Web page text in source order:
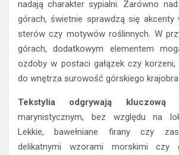
nadają charakter sypialni. Zarówno
górach, świetnie sprawdzą się akcenty
sterów czy motywów roślinnych. W
górach, dodatkowym elementem
ozdoby w postaci gałązek czy
do wnętrza surowość górskiego
Tekstylia odgrywają kluczową
marynistycznym, bez względu na
Lekkie, bawełniane firany czy
delikatnymi wzorami morskimi czy